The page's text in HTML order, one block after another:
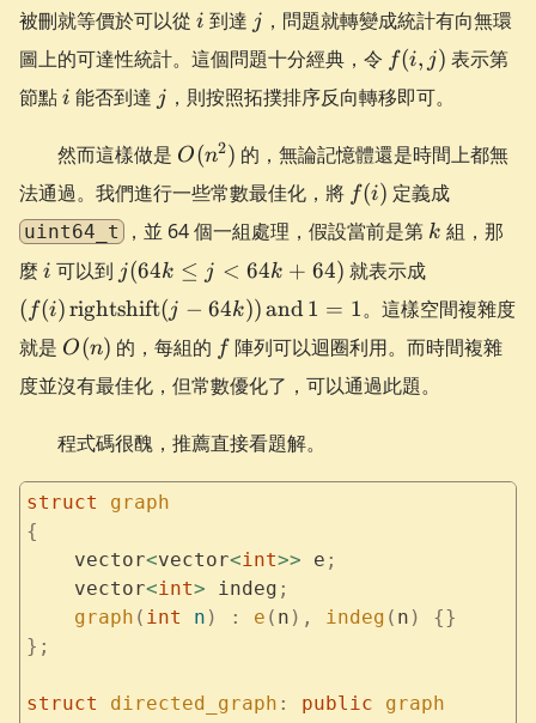
被刪就等價於可以從 i
i 到達 jj ，問題就轉變成統計有向無環
圖上的可達性統計。這個問題十分經典，令 f(i,
f(i, j) 表示第
節點i
i 能否到達 jj ，則按照拓撲排序反向轉移即可。
然而這樣做是 O(n^2)
O(n2) 的，無論記憶體還是時間上都無
法通過。我們進行一些常數最佳化，將 f(i)
f(i) 定義成
uint64_t ，並 64 個一組處理，假設當前是第 k
k 組，那
麼 i
i 可以到 j
(64k
\le j
<
64k
+
64)
j(64k ≤ j < 64k + 64) 就表示成(f(i)
(j - 64k))
( f(i)rightshift(j − 64k))and1 = 1。這樣空間複雜度
就是 O(n)
O(n) 的，每組的 ff陣列可以迴圈利用。而時間複雜
度並沒有最佳化，但常數優化了，可以通過此題。
程式碼很醜，推薦直接看題解。
struct graph
{
    vector
<vector<int>> e ;
    vector
<int> indeg ;
    graph
( int n ) : e ( n ), indeg ( n )
{}
};
struct directed_graph : public graph